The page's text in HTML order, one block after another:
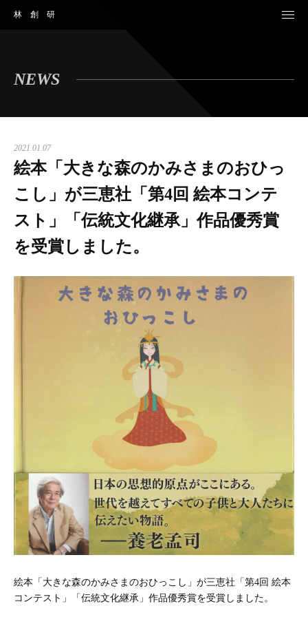
林創研
NEWS
2021.01.07
絵本「大きな森のかみさまのおひっ
こし」が三恵社「第4回 絵本コンテ
スト」「伝統文化継承」作品優秀賞
を受賞しました。
絵本 「大きな森のかみさまのおひっこし」 が三恵社「第4回 絵本
コンテスト」「伝統文化継承」作品優秀賞を受賞しました。